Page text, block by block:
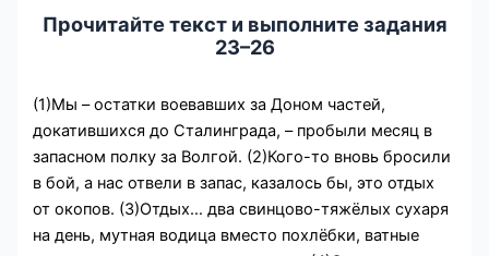
Прочитайте текст и выполните задания
23–26
(1)Мы – остатки воевавших за Доном частей,
докатившихся до Сталинграда, – пробыли месяц в
запасном полку за Волгой. (2)Кого-то вновь бросили
в бой, а нас отвели в запас, казалось бы, это отдых
от окопов. (3)Отдых… два свинцово-тяжёлых сухаря
на день, мутная водица вместо похлёбки, ватные